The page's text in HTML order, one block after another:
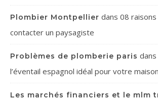
Plombier Montpellier dans 08
contacter un paysagiste
Problèmes de plomberie paris dans
l’éventail espagnol idéal pour votre
Les marchés financiers et le mlm